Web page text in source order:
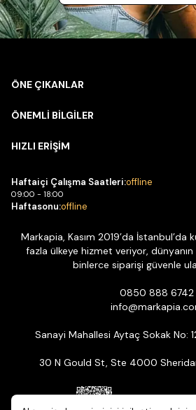
ÖNE ÇIKANLAR
ÖNEMLİ BİLGİLER
HIZLI ERİŞİM
Haftaiçi Çalışma Saatleri:offline
09:00 - 18:00
Haftasonu:offline
Markapia, Kasım 2019’da İstanbul’da
fazla ülkeye hizmet veriyor, dünyanın
binlerce siparişi güvenle
0850 888 6742
Sanayi Mahallesi Aytaç Sokak No:
30 N Gould St, Ste 4000